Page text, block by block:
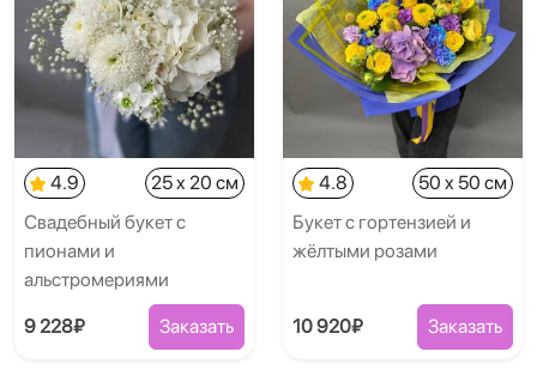
4.9
25 x 20 см
Свадебный букет с
пионами и
альстромериями
9 228₽ Заказать
4.8
50 x 50 см
Букет с гортензией и
жёлтыми розами
10 920₽ Заказать